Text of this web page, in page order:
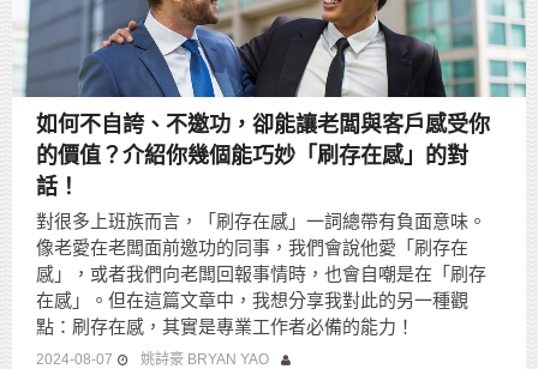
如何不自誇、不邀功，卻能讓老闆與客戶感受你
的價值？介紹你幾個能巧妙「刷存在感」的對
話！
對很多上班族而言，「刷存在感」一詞總帶有負面意味。
像老愛在老闆面前邀功的同事，我們會說他愛「刷存在
感」，或者我們向老闆回報事情時，也會自嘲是在「刷存
在感」。但在這篇文章中，我想分享我對此的另一種觀
點：刷存在感，其實是專業工作者必備的能力！
2024-08-07 姚詩豪 BRYAN YAO